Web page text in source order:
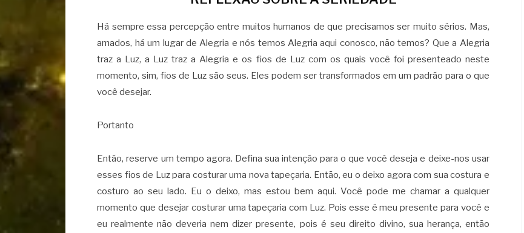
Há sempre essa percepção entre muitos humanos de que precisamos ser muito sérios. Mas,
amados, há um lugar de Alegria e nós temos Alegria aqui conosco, não temos? Que a Alegria
traz a Luz, a Luz traz a Alegria e os fios de Luz com os quais você foi presenteado neste
momento, sim, fios de Luz são seus. Eles podem ser transformados em um padrão para o que
você desejar.
Portanto
Então, reserve um tempo agora. Defina sua intenção para o que você deseja e deixe-nos usar
esses fios de Luz para costurar uma nova tapeçaria. Então, eu o deixo agora com sua costura e
costuro ao seu lado. Eu o deixo, mas estou bem aqui. Você pode me chamar a qualquer
momento que desejar costurar uma tapeçaria com Luz. Pois esse é meu presente para você e
eu realmente não deveria nem dizer presente, pois é seu direito divino, sua herança, então